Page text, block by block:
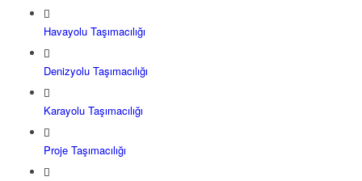
Havayolu Taşımacılığı
Denizyolu Taşımacılığı
Karayolu Taşımacılığı
Proje Taşımacılığı